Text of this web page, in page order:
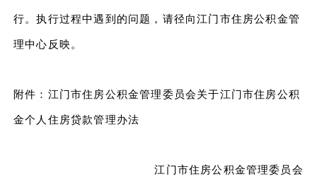
行。执行过程中遇到的问题，请径向江门市住房公积金管
理中心反映。
附件：江门市住房公积金管理委员会关于江门市住房公积
金个人住房贷款管理办法
江门市住房公积金管理委员会